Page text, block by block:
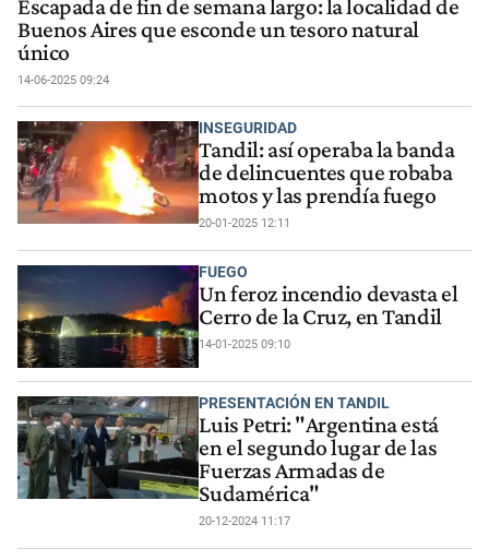
Escapada de fin de semana largo: la localidad de
Buenos Aires que esconde un tesoro natural
único
14-06-2025 09:24
INSEGURIDAD
Tandil: así operaba la banda
de delincuentes que robaba
motos y las prendía fuego
20-01-2025 12:11
FUEGO
Un feroz incendio devasta el
Cerro de la Cruz, en Tandil
14-01-2025 09:10
PRESENTACIÓN EN TANDIL
Luis Petri: "Argentina está
en el segundo lugar de las
Fuerzas Armadas de
Sudamérica"
20-12-2024 11:17